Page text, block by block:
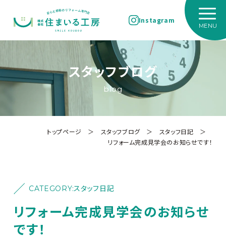
Instagram
スタッフブログ
blog
トップページ ＞ スタッフブログ＞ スタッフ日記 ＞
リフォーム完成見学会のお知らせです！
CATEGORY:スタッフ日記
リフォーム完成見学会のお知らせ
です！